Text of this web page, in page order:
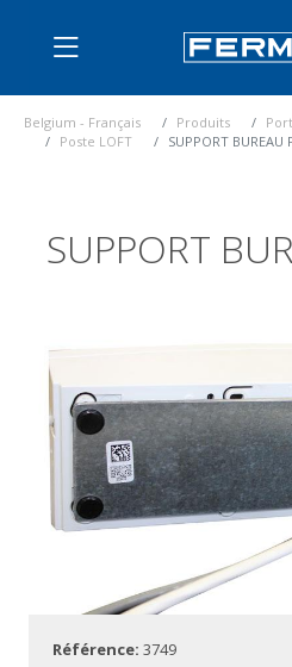
Belgium - Français Produits
Poste LOFT
SUPPORT BUREAU
SUPPORT
Référence: 3749